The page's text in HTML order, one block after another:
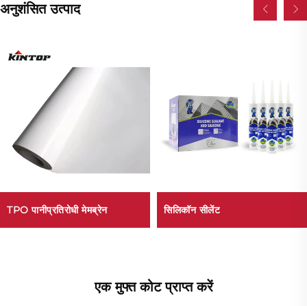
अनुशंसित उत्पाद
TPO पानीप्रतिरोधी मेमब्रेन सिलिकॉन सीलेंट
एक मुफ्त कोट प्राप्त करें